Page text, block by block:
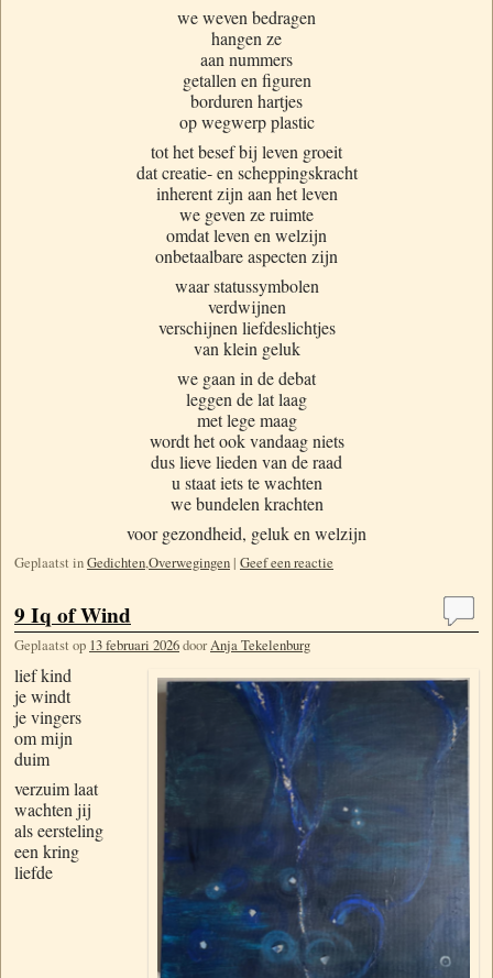
we weven bedragen
hangen ze
aan nummers
getallen en figuren
borduren hartjes
op wegwerp plastic
tot het besef bij leven groeit
dat creatie- en scheppingskracht
inherent zijn aan het leven
we geven ze ruimte
omdat leven en welzijn
onbetaalbare aspecten zijn
waar statussymbolen
verdwijnen
verschijnen liefdeslichtjes
van klein geluk
we gaan in de debat
leggen de lat laag
met lege maag
wordt het ook vandaag niets
dus lieve lieden van de raad
u staat iets te wachten
we bundelen krachten
voor gezondheid, geluk en welzijn
Geplaatst inGedichten,Overwegingen | Geef een reactie
9 Iq of Wind
Geplaatst op 13 februari 2026doorAnja Tekelenburg
lief kind
je windt
je vingers
om mijn
duim
verzuim laat
wachten jij
als eersteling
een kring
liefde